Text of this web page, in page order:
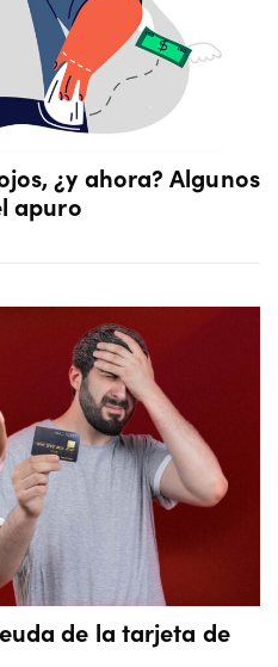
¿y ahora? Algunos
apuro
de la tarjeta de